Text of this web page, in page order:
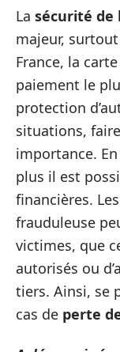
La sécurité de
majeur,
France, la
paiement le
protection
situations,
importance.
plus il est
financières.
frauduleuse
victimes, que
autorisés ou
tiers. Ainsi, se
cas de perte